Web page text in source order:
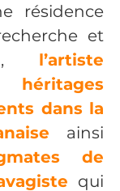
résidence
et
l’artiste
dans la
ainsi
de
qui